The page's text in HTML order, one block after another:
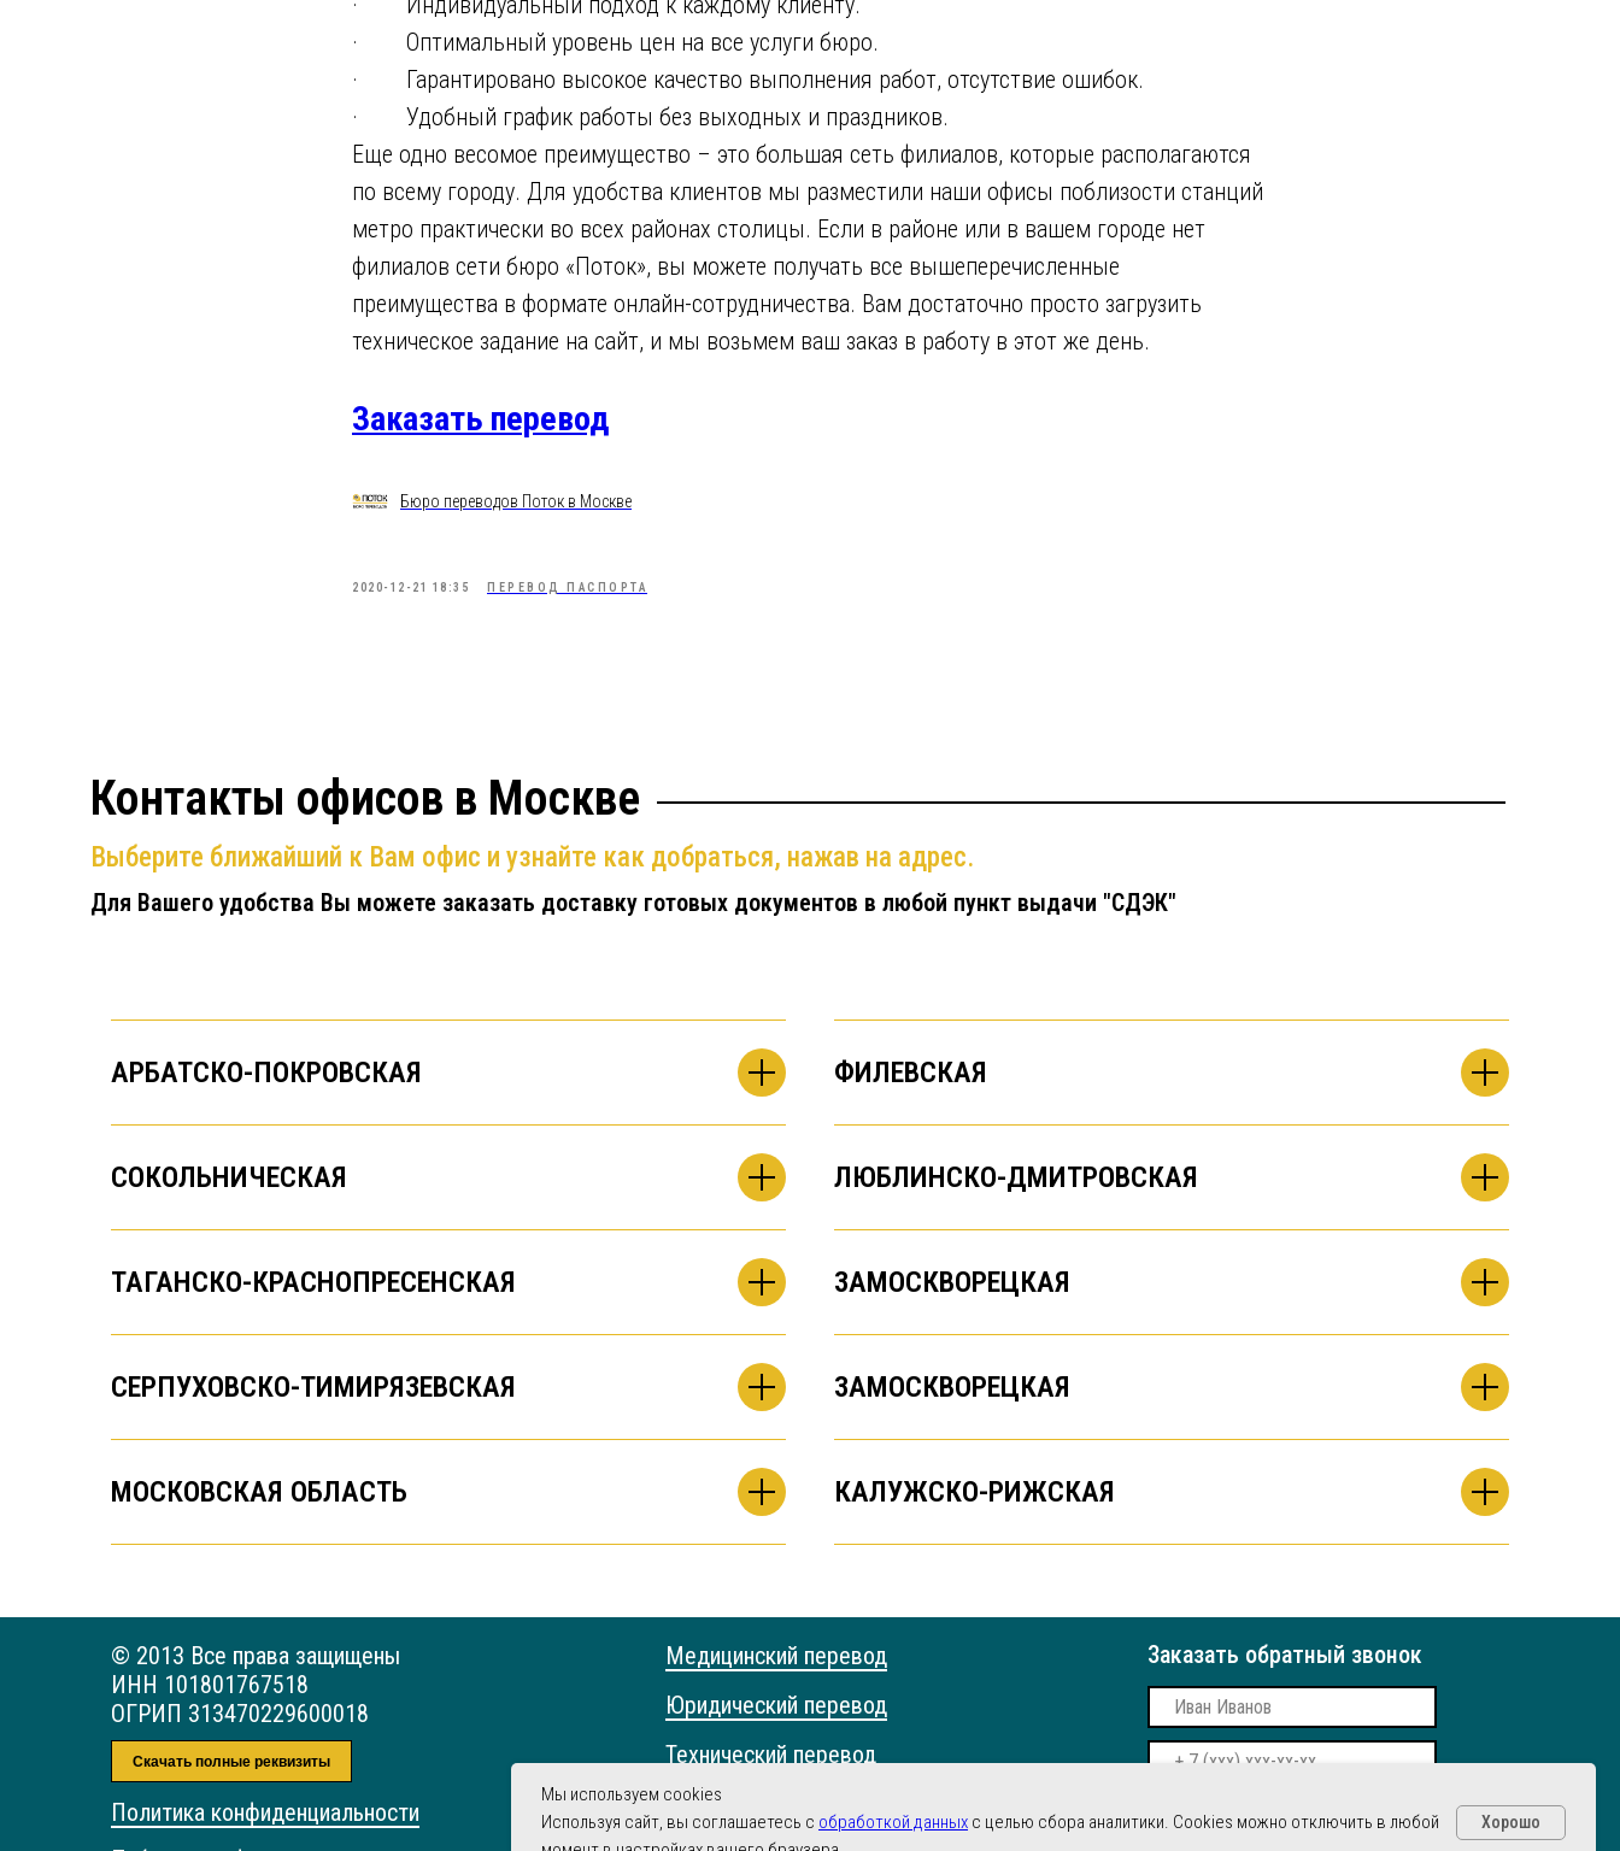
· Оптимальный уровень цен на все услуги бюро.
· Гарантировано высокое качество выполнения работ, отсутствие ошибок.
· Удобный график работы без выходных и праздников.
Еще одно весомое преимущество – это большая сеть филиалов, которые располагаются
по всему городу. Для удобства клиентов мы разместили наши офисы поблизости станций
метро практически во всех районах столицы. Если в районе или в вашем городе нет
филиалов сети бюро «Поток», вы можете получать все вышеперечисленные
преимущества в формате онлайн-сотрудничества. Вам достаточно просто загрузить
техническое задание на сайт, и мы возьмем ваш заказ в работу в этот же день.
Заказать перевод
Бюро переводов Поток в Москве
2020-12-21 18:35 ПЕРЕВОД ПАСПОРТА
Контакты офисов в Москве
Выберите ближайший к Вам офис и узнайте как добраться, нажав на адрес.
Для Вашего удобства Вы можете заказать доставку готовых документов в любой пункт выдачи "СДЭК"
АРБАТСКО-ПОКРОВСКАЯ
СОКОЛЬНИЧЕСКАЯ
ТАГАНСКО-КРАСНОПРЕСЕНСКАЯ
СЕРПУХОВСКО-ТИМИРЯЗЕВСКАЯ
МОСКОВСКАЯ ОБЛАСТЬ
ФИЛЕВСКАЯ
ЛЮБЛИНСКО-ДМИТРОВСКАЯ
ЗАМОСКВОРЕЦКАЯ
ЗАМОСКВОРЕЦКАЯ
КАЛУЖСКО-РИЖСКАЯ
© 2013 Все права защищены
ИНН 101801767518
ОГРИП 313470229600018
Скачать полные реквизиты
Медицинский перевод
Юридический перевод
Технический перевод
Научный перевод
персональных данных
Заказать обратный звонок
Политика конфиденциальности
Мы используем cookies
Используя сайт, вы соглашаетесь с обработкой данных с целью сбора аналитики. Cookies можно отключить в любой
Хорошо